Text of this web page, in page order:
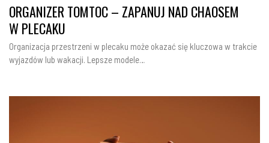
ORGANIZER TOMTOC – ZAPANUJ NAD CHAOSEM
W PLECAKU
Organizacja przestrzeni w plecaku może okazać się kluczowa w trakcie
wyjazdów lub wakacji. Lepsze modele…